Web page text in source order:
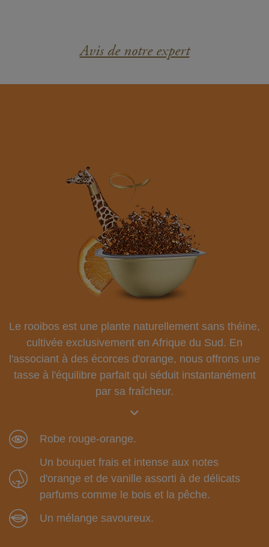
Avis de notre expert
Le rooibos est une plante naturellement sans théine,
cultivée exclusivement en Afrique du Sud. En
l'associant à des écorces d'orange, nous offrons une
tasse à l'équilibre parfait qui séduit instantanément
par sa fraîcheur.
Robe rouge-orange.
Un bouquet frais et intense aux notes
d'orange et de vanille assorti à de délicats
parfums comme le bois et la pêche.
Un mélange savoureux.